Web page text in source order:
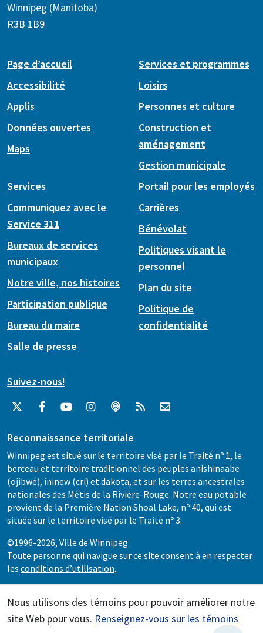
Nous utilisons des témoins pour pouvoir améliorer notre
site Web pour vous. Renseignez-vous sur les témoins
Winnipeg (Manitoba)
R3B 1B9
Page d’accueil
Accessibilité
Applis
Données ouvertes
Maps
Services et programmes
Loisirs
Personnes et culture
Construction et
aménagement
Gestion municipale
Services
Communiquez avec le
Service 311
Bureaux de services
municipaux
Notre ville, nos histoires
Participation publique
Bureau du maire
Salle de presse
Portail pour les employés
Carrières
Bénévolat
Politiques visant le
personnel
Plan du site
Politique de
confidentialité
Suivez-nous!
Reconnaissance territoriale
Winnipeg est situé sur le territoire visé par le Traité nº 1, le
berceau et territoire traditionnel des peuples anishinaabe
(ojibwé), ininew (cri) et dakota, et sur les terres ancestrales
nationales des Métis de la Rivière-Rouge. Notre eau potable
provient de la Première Nation Shoal Lake, nº 40, qui est
située sur le territoire visé par le Traité nº 3.
©1996-2026, Ville de Winnipeg
Toute personne qui navigue sur ce site consent à en respecter
les conditions d’utilisation.